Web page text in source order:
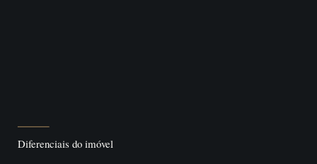
Falar sobre
MAIS ESCOLHIDO